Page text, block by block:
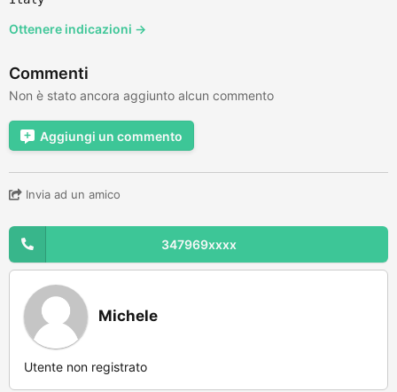
Ottenere indicazioni →
Commenti
Non è stato ancora aggiunto alcun commento
Aggiungi un commento
Invia ad un amico
347969xxxx
Michele
Utente non registrato